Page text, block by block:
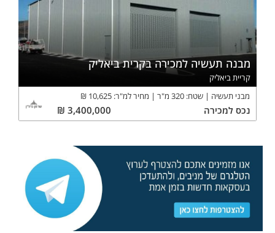
מבנה תעשיה למכירה בקרית ביאליק
קריית ביאליק
מבני תעשיה
שטח: 320 מ"ר מחיר למ"ר: 10,625
₪
נכס למכירה 3,400,000
₪